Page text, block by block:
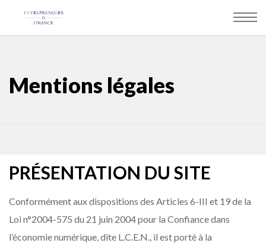
Mentions légales
PRÉSENTATION DU SITE
Conformément aux dispositions des Articles 6-III et 19 de la
Loi n°2004-575 du 21 juin 2004 pour la Confiance dans
l’économie numérique, dite L.C.E.N., il est porté à la
Panneau de gestion des cookies